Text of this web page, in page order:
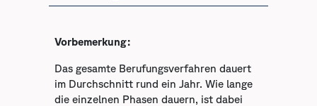
Vorbemerkung:
Das gesamte Berufungsverfahren dauert
im Durchschnitt rund ein Jahr. Wie lange
die einzelnen Phasen dauern, ist dabei